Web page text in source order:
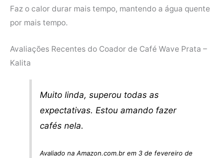
Faz o calor durar mais tempo, mantendo a água quente
por mais tempo.
Avaliações Recentes do Coador de Café Wave Prata –
Kalita
Muito linda, superou todas as
expectativas. Estou amando fazer
cafés nela.
Avaliado na Amazon.com.br em 3 de fevereiro de